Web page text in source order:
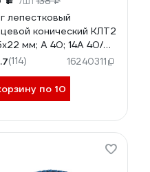
лепестковый
конический КЛТ2
мм; А 40; 14А 40/
ЛУГА 4603347277164
(114) 16240311
по 10